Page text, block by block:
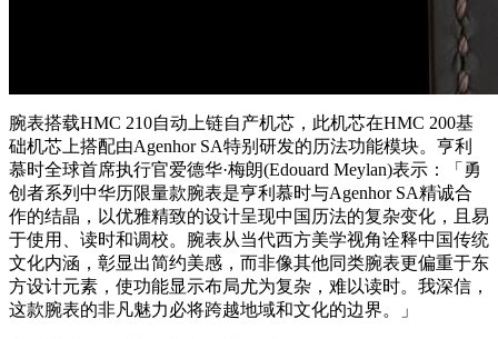
腕表搭载HMC 210自动上链自产机芯，此机芯在HMC 200基
础机芯上搭配由Agenhor SA特别研发的历法功能模块。亨利
慕时全球首席执行官爱德华·梅朗(Edouard Meylan)表示：「勇
创者系列中华历限量款腕表是亨利慕时与Agenhor SA精诚合
作的结晶，以优雅精致的设计呈现中国历法的复杂变化，且易
于使用、读时和调校。腕表从当代西方美学视角诠释中国传统
文化内涵，彰显出简约美感，而非像其他同类腕表更偏重于东
方设计元素，使功能显示布局尤为复杂，难以读时。我深信，
这款腕表的非凡魅力必将跨越地域和文化的边界。」